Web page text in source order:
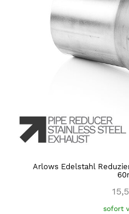
Arlows Edelstahl
sofort